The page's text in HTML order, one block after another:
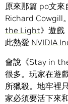
原來那篇 po文
Richard Cowgill
the Light》遊戲
此熱愛 NVIDIA
會說《Stay in
很多。玩家在遊
所獵殺。地牢裡
家必須要活下來